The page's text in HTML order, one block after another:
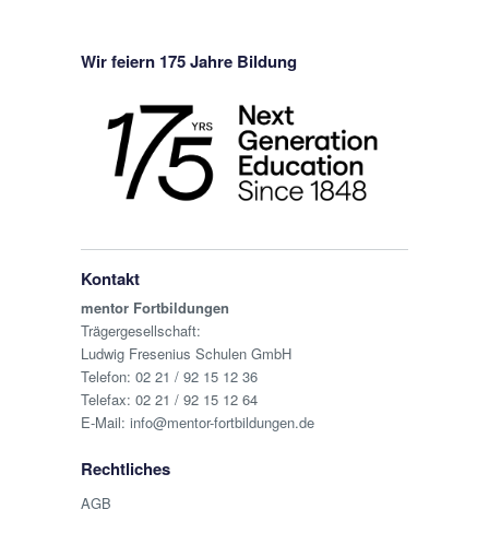
Wir feiern 175 Jahre Bildung
Kontakt
mentor Fortbildungen
Trägergesellschaft:
Ludwig Fresenius Schulen GmbH
Telefon: 02 21 / 92 15 12 36
Telefax: 02 21 / 92 15 12 64
E-Mail: info@mentor-fortbildungen.de
Rechtliches
AGB